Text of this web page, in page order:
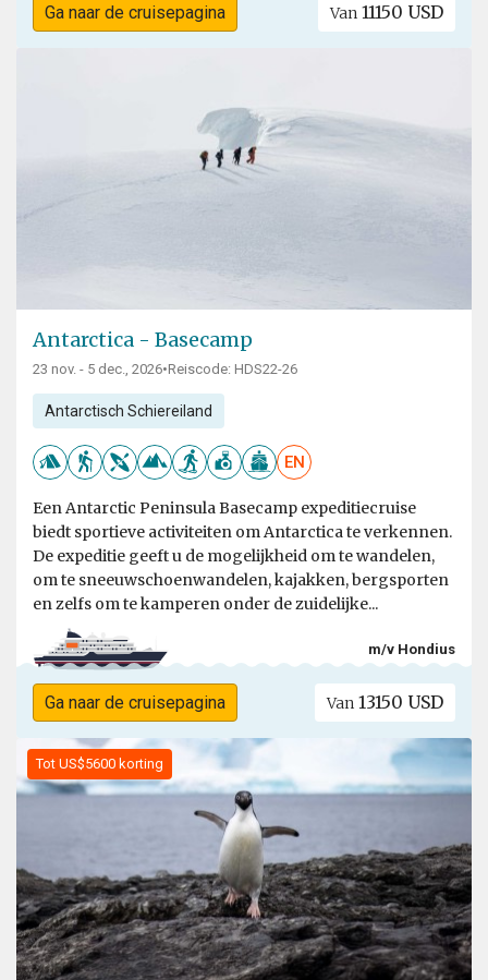
Ga naar de cruisepagina Van 11150 USD
Antarctica - Basecamp
23 nov. - 5 dec., 2026•Reiscode: HDS22-26
Antarctisch Schiereiland
EN
Een Antarctic Peninsula Basecamp expeditiecruise
biedt sportieve activiteiten om Antarctica te verkennen.
De expeditie geeft u de mogelijkheid om te wandelen,
om te sneeuwschoenwandelen, kajakken, bergsporten
en zelfs om te kamperen onder de zuidelijke...
m/v Hondius
Ga naar de cruisepagina Van 13150 USD
Tot US$5600 korting